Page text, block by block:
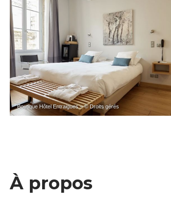
Boutique Hôtel Entraigues – © Droits gérés
À propos